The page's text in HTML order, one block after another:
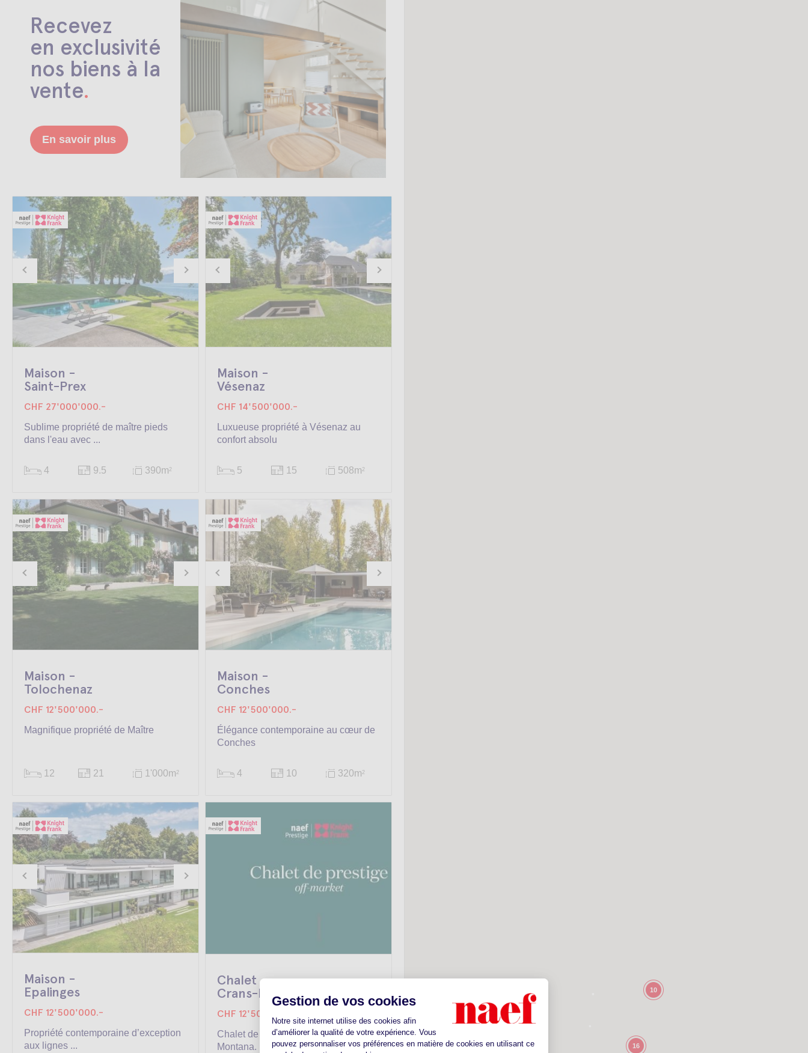
Recevez
en exclusivité
nos biens à la
vente.
En savoir plus
Maison -
Saint-Prex
CHF 27'000'000.-
Sublime propriété de maître pieds
dans l'eau avec ...
4 9.5 390m 2
Maison -
Vésenaz
CHF 14'500'000.-
Luxueuse propriété à Vésenaz au
confort absolu
5 15 508m 2
Maison -
Tolochenaz
CHF 12'500'000.-
Magnifique propriété de Maître
12 21 1'000m 2
Maison -
Conches
CHF 12'500'000.-
Élégance contemporaine au cœur de
Conches
4 10 320m 2
Maison -
Epalinges
CHF 12'500'000.-
Propriété contemporaine d’exception
aux lignes ...
Chalet -
Crans-Montana
CHF 12'500'000.-
Chalet de haut-standing à Crans-
Montana.
10
16